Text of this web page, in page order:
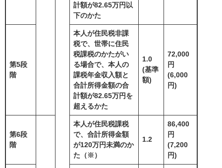
計額が82.65万円以
下のかた
第5段
階
本人が住民税非課
税で、世帯に住民
税課税のかたがい
る場合で、本人の
課税年金収入額と
合計所得金額の合
計額が82.65万円を
超えるかた
1.0
(基準
額)
72,000
円
(6,000
円)
第6段
階
本人が住民税課税
で、合計所得金額
が120万円未満のか
た（※）
1.2
86,400
円
(7,200
円)